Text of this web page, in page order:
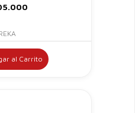
al Carrito